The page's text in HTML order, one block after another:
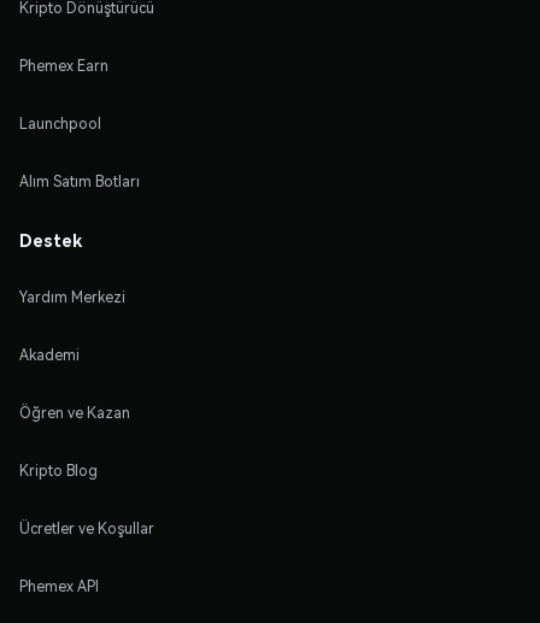
Kripto Dönüştürücü
Phemex Earn
Launchpool
Alım Satım Botları
Destek
Yardım Merkezi
Akademi
Öğren ve Kazan
Kripto Blog
Ücretler ve Koşullar
Phemex API